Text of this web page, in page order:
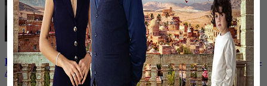
Балам мектептегі буллингтен кейін өзгеріп кетті | «Қыздар-
Ай»